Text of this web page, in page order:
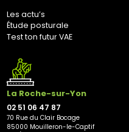
Les actu’s
Étude posturale
Test ton futur VAE
La Roche-sur-Yon
02 51 06 47 87
70 Rue du Clair Bocage
85000 Mouilleron-le-Captif